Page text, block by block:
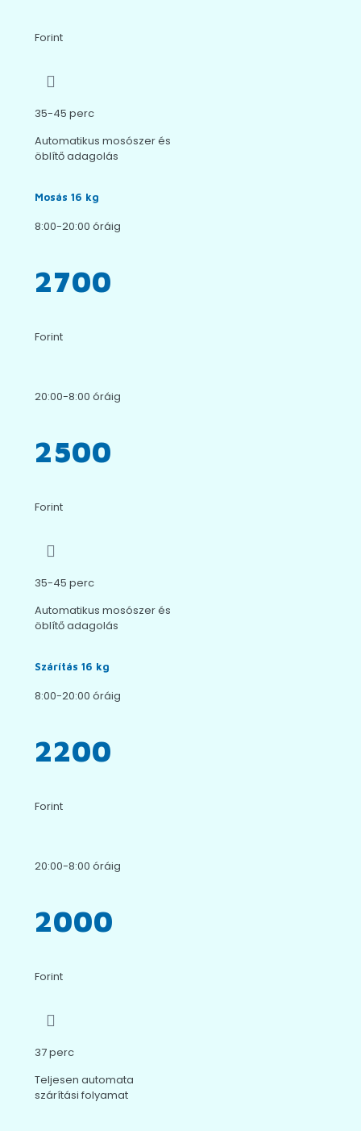
Forint
35-45 perc
Automatikus mosószer és
öblítő adagolás
Mosás 16 kg
8:00-20:00 óráig
2700
Forint
20:00-8:00 óráig
2500
Forint
35-45 perc
Automatikus mosószer és
öblítő adagolás
Szárítás 16 kg
8:00-20:00 óráig
2200
Forint
20:00-8:00 óráig
2000
Forint
37 perc
Teljesen automata
szárítási folyamat